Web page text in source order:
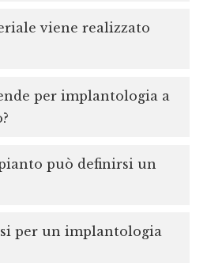
viene realizzato
per implantologia a
può definirsi un
per un implantologia